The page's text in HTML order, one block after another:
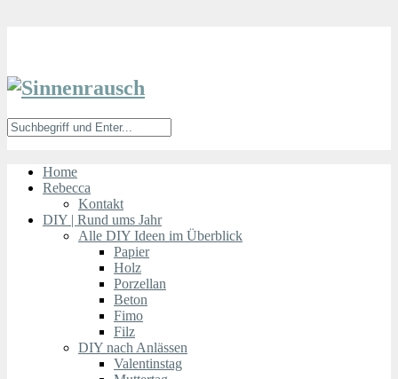
Home
Rebecca
Kontakt
DIY | Rund ums Jahr
Alle DIY Ideen im Überblick
Papier
Holz
Porzellan
Beton
Fimo
Filz
DIY nach Anlässen
Valentinstag